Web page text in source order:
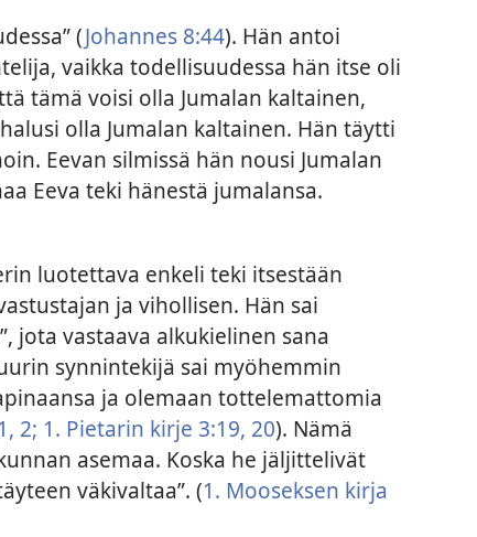
(Johannes 8:44). Hän antoi
vaikka todellisuudessa hän itse oli
tämä voisi olla Jumalan kaltainen,
olla Jumalan kaltainen. Hän täytti
Eevan silmissä hän nousi Jumalan
Eeva teki hänestä jumalansa.
luotettava enkeli teki itsestään
ja vihollisen. Hän sai
jota vastaava alkukielinen sana
synnintekijä sai myöhemmin
ja olemaan tottelemattomia
2; 1. Pietarin kirje 3:19, 20). Nämä
asemaa. Koska he jäljittelivät
väkivaltaa”. (1. Mooseksen kirja